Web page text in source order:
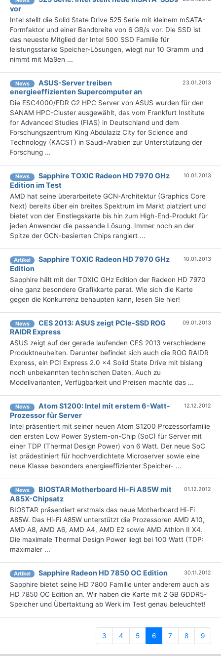
vor
Intel stellt die Solid State Drive 525 Serie mit kleinem mSATA-
Formfaktor und einer Bandbreite von 6 GB/s vor. Die SSD ist
das neueste Mitglied der Intel 500 SSD Familie für
leistungsstarke Speicher-Lösungen, wiegt nur 10 Gramm und
nimmt mit Maßen ...
News
ASUS-Server treiben
energieeffizienten Supercomputer an
23.01.2013
Die ESC4000/FDR G2 HPC Server von ASUS wurden für den
SANAM HPC-Cluster ausgewählt, das vom Frankfurt Institute
for Advanced Studies (FIAS) in Deutschland und dem
Forschungszentrum King Abdulaziz City for Science and
Technology (KACST) in Saudi-Arabien zur Unterstützung der
Forschung ...
News
Sapphire TOXIC Radeon HD 7970 GHz
Edition im Test
10.01.2013
AMD hat seine überarbeitete GCN-Architektur (Graphics Core
Next) bereits über ein breites Spektrum im Markt platziert und
bietet von der Einstiegskarte bis hin zum High-End-Produkt für
jeden Anwender die passende Lösung. Immer noch an der
Spitze der GCN-basierten Chips rangiert ...
Artikel
Sapphire TOXIC Radeon HD 7970 GHz
Edition
10.01.2013
Sapphire hält mit der TOXIC GHz Edition der Radeon HD 7970
eine ganz besondere Grafikkarte parat. Wie sich die Karte
gegen die Konkurrenz behaupten kann, lesen Sie hier!
News
CES 2013: ASUS zeigt PCIe-SSD ROG
RAIDR Express
09.01.2013
ASUS zeigt auf der gerade laufenden CES 2013 verschiedene
Produktneuheiten. Darunter befindet sich auch die ROG RAIDR
Express, ein PCI Express 2.0 x4 Solid State Drive mit bislang
noch unbekannten technischen Daten. Auch zu
Modellvarianten, Verfügbarkeit und Preisen machte das ...
News
Atom S1200: Intel mit erstem 6-Watt-
Prozessor für Server
12.12.2012
Intel präsentiert mit seiner neuen Atom S1200 Prozessorfamilie
den ersten Low Power System-on-Chip (SoC) für Server mit
einer TDP (Thermal Design Power) von 6 Watt. Der neue SoC
ist prädestiniert für hochverdichtete Microserver sowie eine
neue Klasse besonders energieeffizienter Speicher- ...
News
BIOSTAR Motherboard Hi-Fi A85W mit
A85X-Chipsatz
01.12.2012
BIOSTAR präsentiert erstmals das neue Motherboard Hi-Fi
A85W. Das Hi-Fi A85W unterstützt die Prozessoren AMD A10,
AMD A8, AMD A6, AMD A4, AMD E2 sowie AMD Athlon II X4.
Die maximale Thermal Design Power liegt bei 100 Watt (TDP:
maximaler ...
Artikel Sapphire Radeon HD 7850 OC Edition 30.11.2012
Sapphire bietet seine HD 7800 Familie unter anderem auch als
HD 7850 OC Edition an. Wir haben die Karte mit 2 GB GDDR5-
Speicher und Übertaktung ab Werk im Test genau beleuchtet!
3 4 5 6(current)
7 8 9